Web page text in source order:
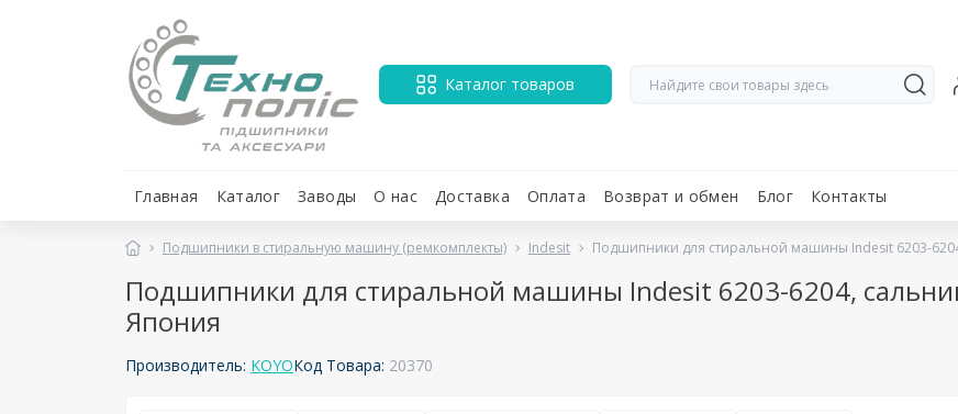
Каталог товаров
Главная Каталог Заводы О нас Доставка Оплата Возврат и обмен Блог Контакты
Подшипники в стиральную машину (ремкомплекты) Indesit Подшипники для стиральной машины Indesit 6203-
Подшипники для стиральной машины Indesit 6203-6204,
Япония
Производитель: KOYOКод Товара: 20370